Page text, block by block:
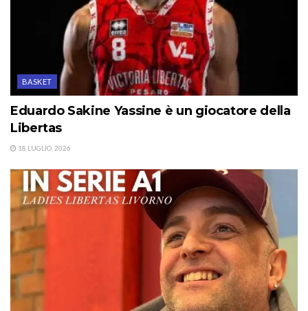
BASKET
Eduardo Sakine Yassine è un giocatore della
Libertas
18 LUGLIO, 2026